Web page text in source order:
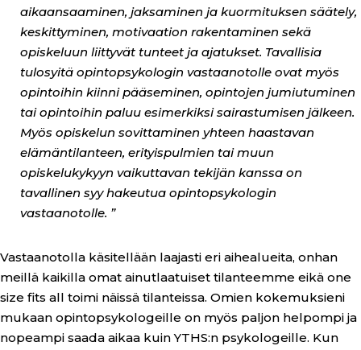
aikaansaaminen, jaksaminen ja kuormituksen säätely,
keskittyminen, motivaation rakentaminen sekä
opiskeluun liittyvät tunteet ja ajatukset. Tavallisia
tulosyitä opintopsykologin vastaanotolle ovat myös
opintoihin kiinni pääseminen, opintojen jumiutuminen
tai opintoihin paluu esimerkiksi sairastumisen jälkeen.
Myös opiskelun sovittaminen yhteen haastavan
elämäntilanteen, erityispulmien tai muun
opiskelukykyyn vaikuttavan tekijän kanssa on
tavallinen syy hakeutua opintopsykologin
vastaanotolle. ”
Vastaanotolla käsitellään laajasti eri aihealueita, onhan
meillä kaikilla omat ainutlaatuiset tilanteemme eikä one
size fits all toimi näissä tilanteissa. Omien kokemuksieni
mukaan opintopsykologeille on myös paljon helpompi ja
nopeampi saada aikaa kuin YTHS:n psykologeille. Kun